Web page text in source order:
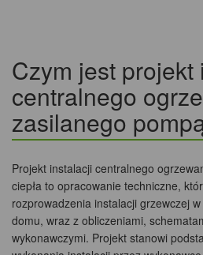
Czym jest projekt
centralnego
zasilanego
Projekt instalacji centralnego
ciepła to opracowanie techniczne,
rozprowadzenia instalacji grzewczej
domu, wraz z obliczeniami,
wykonawczymi. Projekt stanowi